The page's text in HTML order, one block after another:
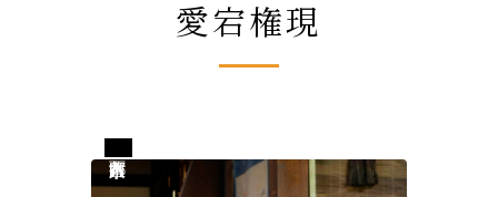
大学コラボプロジェクト
いろり端
愛宕権現